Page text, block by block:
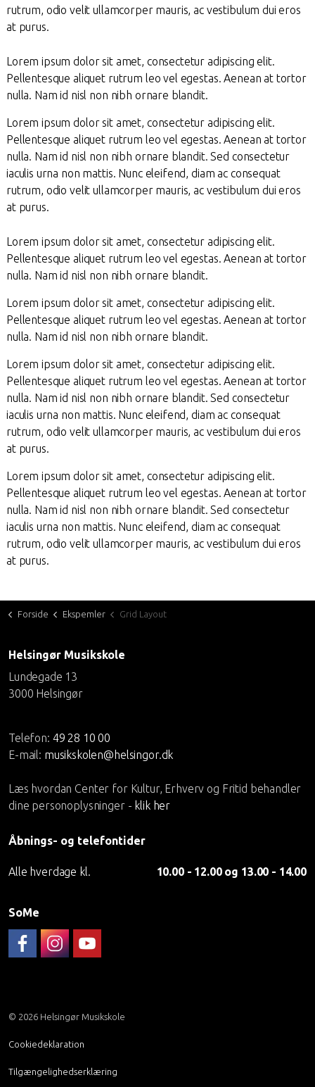
rutrum, odio velit ullamcorper mauris, ac vestibulum dui eros
at purus.
Lorem ipsum dolor sit amet, consectetur adipiscing elit.
Pellentesque aliquet rutrum leo vel egestas. Aenean at tortor
nulla. Nam id nisl non nibh ornare blandit.
Lorem ipsum dolor sit amet, consectetur adipiscing elit.
Pellentesque aliquet rutrum leo vel egestas. Aenean at tortor
nulla. Nam id nisl non nibh ornare blandit. Sed consectetur
iaculis urna non mattis. Nunc eleifend, diam ac consequat
rutrum, odio velit ullamcorper mauris, ac vestibulum dui eros
at purus.
Lorem ipsum dolor sit amet, consectetur adipiscing elit.
Pellentesque aliquet rutrum leo vel egestas. Aenean at tortor
nulla. Nam id nisl non nibh ornare blandit.
Lorem ipsum dolor sit amet, consectetur adipiscing elit.
Pellentesque aliquet rutrum leo vel egestas. Aenean at tortor
nulla. Nam id nisl non nibh ornare blandit.
Lorem ipsum dolor sit amet, consectetur adipiscing elit.
Pellentesque aliquet rutrum leo vel egestas. Aenean at tortor
nulla. Nam id nisl non nibh ornare blandit. Sed consectetur
iaculis urna non mattis. Nunc eleifend, diam ac consequat
rutrum, odio velit ullamcorper mauris, ac vestibulum dui eros
at purus.
Lorem ipsum dolor sit amet, consectetur adipiscing elit.
Pellentesque aliquet rutrum leo vel egestas. Aenean at tortor
nulla. Nam id nisl non nibh ornare blandit. Sed consectetur
iaculis urna non mattis. Nunc eleifend, diam ac consequat
rutrum, odio velit ullamcorper mauris, ac vestibulum dui eros
at purus.
Forside Ekspemler Grid Layout
Helsingør Musikskole
Lundegade 13
3000 Helsingør
Telefon: 49 28 10 00
E-mail: musikskolen@helsingor.dk
Læs hvordan Center for Kultur, Erhverv og Fritid behandler
dine personoplysninger - klik her
Åbnings- og telefontider
Alle hverdage kl. 10.00 - 12.00 og 13.00 - 14.00
SoMe
© 2026 Helsingør Musikskole
Cookiedeklaration
Tilgængelighedserklæring